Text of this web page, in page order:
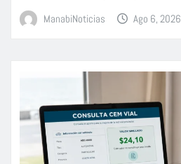
ManabiNoticias Ago 6, 2026